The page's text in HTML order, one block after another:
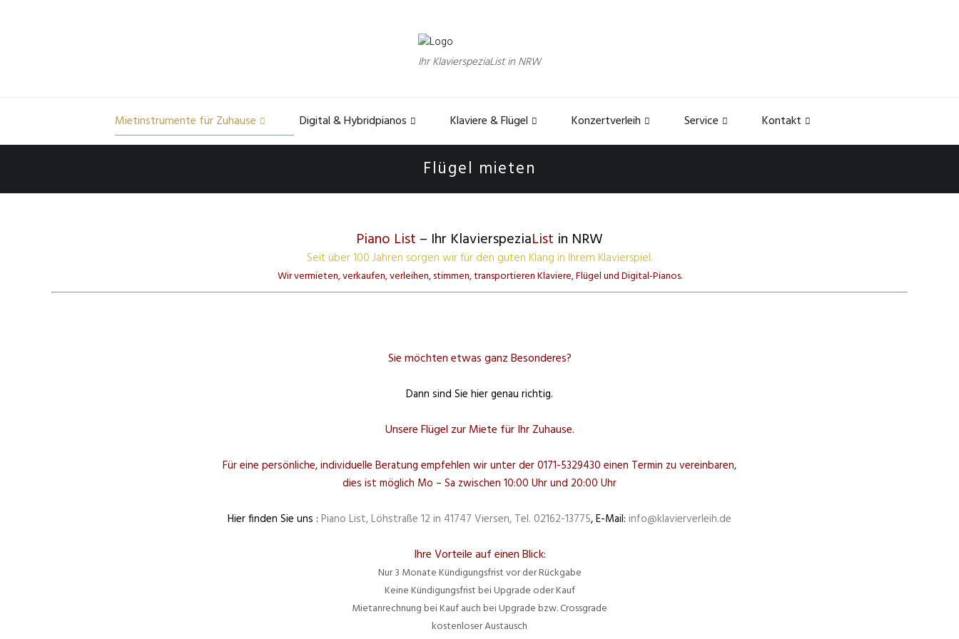
Ihr KlavierspeziaList in NRW
Mietinstrumente für Zuhause Digital & Hybridpianos Klaviere & Flügel Konzertverleih Service Kontakt
Flügel mieten
Piano List – Ihr KlavierspeziaList in NRW
Seit über 100 Jahren sorgen wir für den guten Klang in Ihrem Klavierspiel.
Wir vermieten, verkaufen, verleihen, stimmen, transportieren Klaviere, Flügel und Digital-Pianos.
Sie möchten etwas ganz Besonderes?
Dann sind Sie hier genau richtig.
Unsere Flügel zur Miete für Ihr Zuhause.
Für eine persönliche, individuelle Beratung empfehlen wir unter der 0171-5329430 einen Termin zu vereinbaren,
dies ist möglich Mo – Sa zwischen 10:00 Uhr und 20:00 Uhr
Hier finden Sie uns : Piano List, Löhstraße 12 in 41747 Viersen, Tel. 02162-13775, E-Mail: info@klavierverleih.de
Ihre Vorteile auf einen Blick:
Nur 3 Monate Kündigungsfrist vor der Rückgabe
Keine Kündigungsfrist bei Upgrade oder Kauf
Mietanrechnung bei Kauf auch bei Upgrade bzw. Crossgrade
kostenloser Austausch